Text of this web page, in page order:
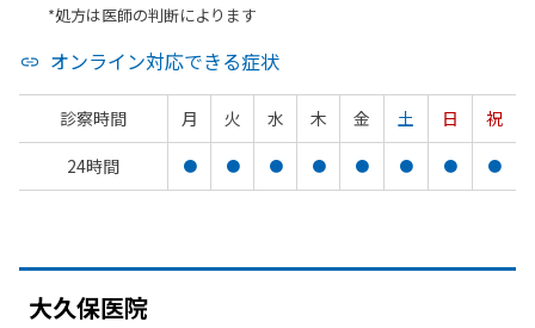
*処方は医師の判断によります
オンライン対応できる症状
診察時間 月 火 水 木 金 土 日
祝
24時間
● ● ● ● ● ● ● ●
大久保医院